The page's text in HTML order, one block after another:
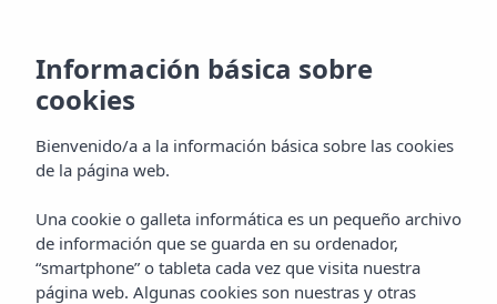
Galería
Hotel Vibra Palma Cactus
Información básica sobre
cookies
Bienvenido/a a la información básica sobre las cookies
de la página web.
Una cookie o galleta informática es un pequeño archivo
de información que se guarda en su ordenador,
“smartphone” o tableta cada vez que visita nuestra
página web. Algunas cookies son nuestras y otras